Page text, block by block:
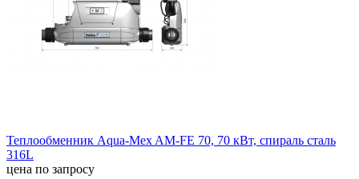
Теплообменник Aqua-Mex AM-FE 70, 70 кВт, спираль сталь
316L
цена по запросу